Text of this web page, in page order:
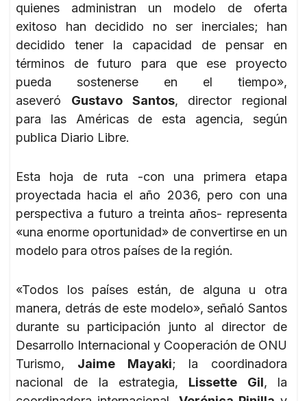
quienes administran un modelo de oferta
exitoso han decidido no ser inerciales; han
decidido tener la capacidad de pensar en
términos de futuro para que ese proyecto
pueda sostenerse en el tiempo»,
aseveró Gustavo Santos, director regional
para las Américas de esta agencia, según
publica Diario Libre.
Esta hoja de ruta -con una primera etapa
proyectada hacia el año 2036, pero con una
perspectiva a futuro a treinta años- representa
«una enorme oportunidad» de convertirse en un
modelo para otros países de la región.
«Todos los países están, de alguna u otra
manera, detrás de este modelo», señaló Santos
durante su participación junto al director de
Desarrollo Internacional y Cooperación de ONU
Turismo, Jaime Mayaki; la coordinadora
nacional de la estrategia, Lissette Gil, la